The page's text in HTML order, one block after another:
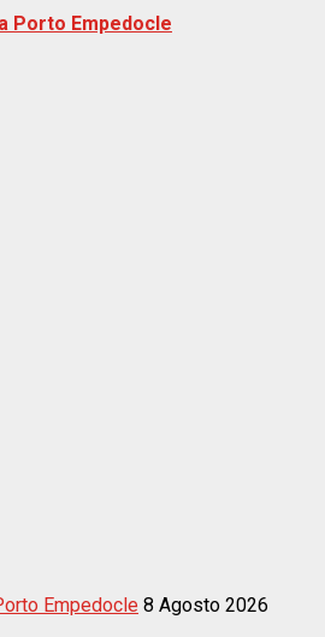
Porto Empedocle
Empedocle 8 Agosto 2026